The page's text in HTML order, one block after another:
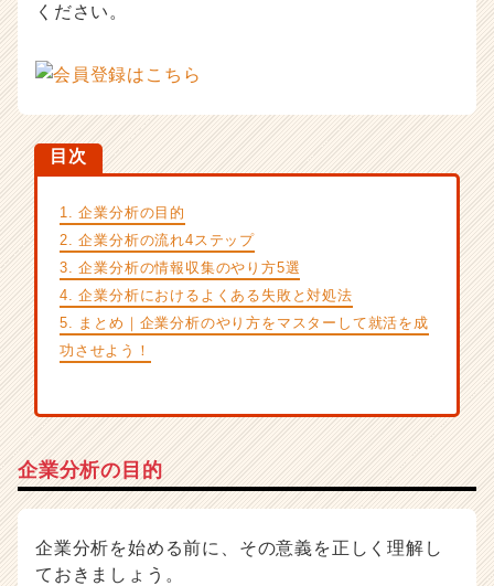
ウ
が
活
サ
イ
ト
チ
ア
ア
e
e
C
ください。
目次
1. 企業分析の目的
2. 企業分析の流れ4ステップ
3. 企業分析の情報収集のやり方5選
4. 企業分析におけるよくある失敗と対処法
5. まとめ｜企業分析のやり方をマスターして就活を成
功させよう！
企業分析の目的
企業分析を始める前に、その意義を正しく理解し
ておきましょう。